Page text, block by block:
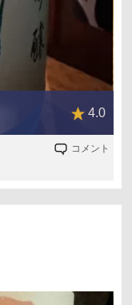
4.0
コメント